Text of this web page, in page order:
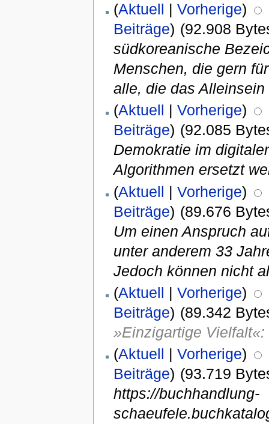
(Aktuell | Vorherige)
Beiträge) (92.908
südkoreanische
Menschen, die gern
alle, die das
(Aktuell | Vorherige)
Beiträge) (92.085
Demokratie im
Algorithmen ersetzt
(Aktuell | Vorherige)
Beiträge) (89.676
Um einen Anspruch
unter anderem 33
Jedoch können nicht
(Aktuell | Vorherige)
Beiträge) (89.342
»Einzigartige Vielfalt«:
(Aktuell | Vorherige)
Beiträge) (93.719
https://buchhandlung-